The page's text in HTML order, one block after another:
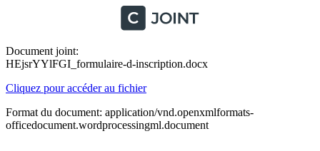
Document joint:
HEjsrYYlFGI_formulaire-d-inscription.docx
Cliquez pour accéder au fichier
Format du document: application/vnd.openxmlformats-
officedocument.wordprocessingml.document